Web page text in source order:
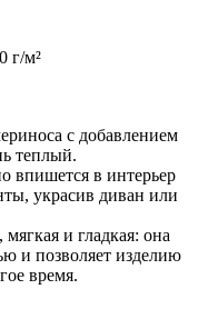
г/м²
с добавлением
теплый.
впишется в интерьер
украсив диван или
и гладкая: она
и позволяет изделию
время.